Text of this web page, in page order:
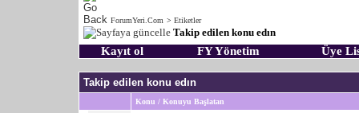
ForumYeri.Com > Etiketler
Takip edilen konu edın
Kayıt ol FY Yönetim Üye
Takip edilen konu edın
Konu / Konuyu Başlatan